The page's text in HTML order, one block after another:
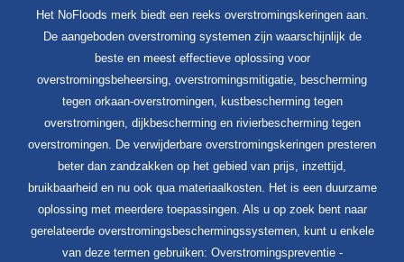
Het NoFloods merk biedt een reeks overstromingskeringen aan.
De aangeboden overstroming systemen zijn waarschijnlijk de
beste en meest effectieve oplossing voor
overstromingsbeheersing, overstromingsmitigatie, bescherming
tegen orkaan-overstromingen, kustbescherming tegen
overstromingen, dijkbescherming en rivierbescherming tegen
overstromingen. De verwijderbare overstromingskeringen presteren
beter dan zandzakken op het gebied van prijs, inzettijd,
bruikbaarheid en nu ook qua materiaalkosten. Het is een duurzame
oplossing met meerdere toepassingen. Als u op zoek bent naar
gerelateerde overstromingsbeschermingssystemen, kunt u enkele
van deze termen gebruiken: Overstromingspreventie -